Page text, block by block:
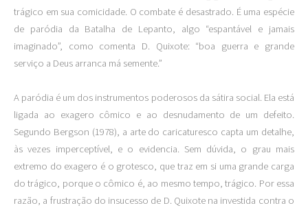
trágico em sua comicidade. O combate é desastrado. É uma espécie
de paródia da Batalha de Lepanto, algo “espantável e jamais
imaginado”, como comenta D. Quixote: “boa guerra e grande
serviço a Deus arranca má semente.”
A paródia é um dos instrumentos poderosos da sátira social. Ela está
ligada ao exagero cômico e ao desnudamento de um defeito.
Segundo Bergson (1978), a arte do caricaturesco capta um detalhe,
às vezes imperceptível, e o evidencia. Sem dúvida, o grau mais
extremo do exagero é o grotesco, que traz em si uma grande carga
do trágico, porque o cômico é, ao mesmo tempo, trágico. Por essa
razão, a frustração do insucesso de D. Quixote na investida contra o